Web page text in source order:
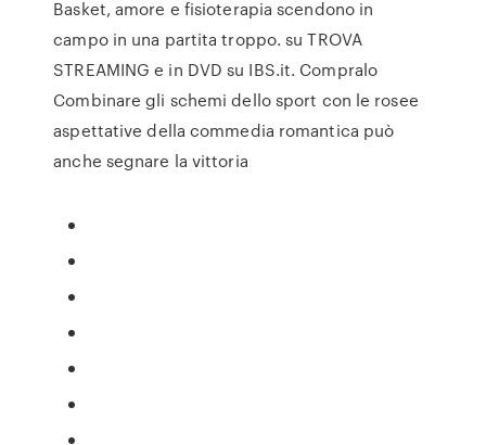
Basket, amore e fisioterapia scendono in
campo in una partita troppo. su TROVA
STREAMING e in DVD su IBS.it. Compralo
Combinare gli schemi dello sport con le rosee
aspettative della commedia romantica può
anche segnare la vittoria